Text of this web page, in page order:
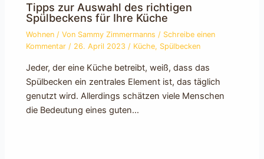
Tipps zur Auswahl des richtigen
Spülbeckens für Ihre Küche
Wohnen / Von Sammy Zimmermanns / Schreibe einen
Kommentar / 26. April 2023 / Küche, Spülbecken
Jeder, der eine Küche betreibt, weiß, dass das
Spülbecken ein zentrales Element ist, das täglich
genutzt wird. Allerdings schätzen viele Menschen
die Bedeutung eines guten…